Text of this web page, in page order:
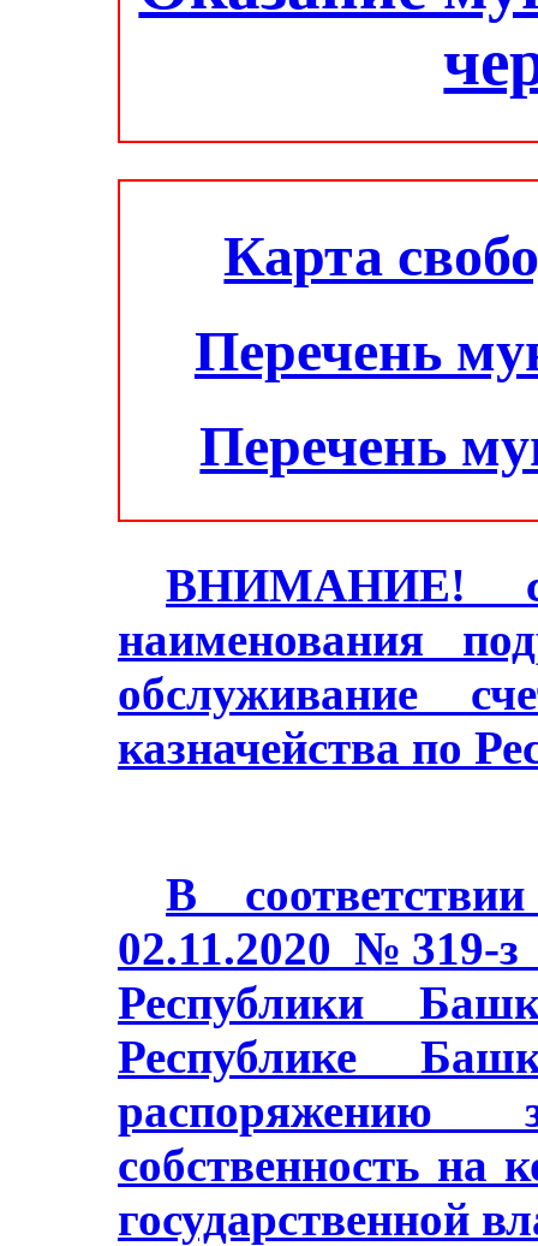
Карта
Перечень
Перечень
ВНИМАНИЕ! с
наименования
обслуживание
казначейства по
В
02.11.2020 №319-
Республики
Республике
распоряжению
собственность на
государственной